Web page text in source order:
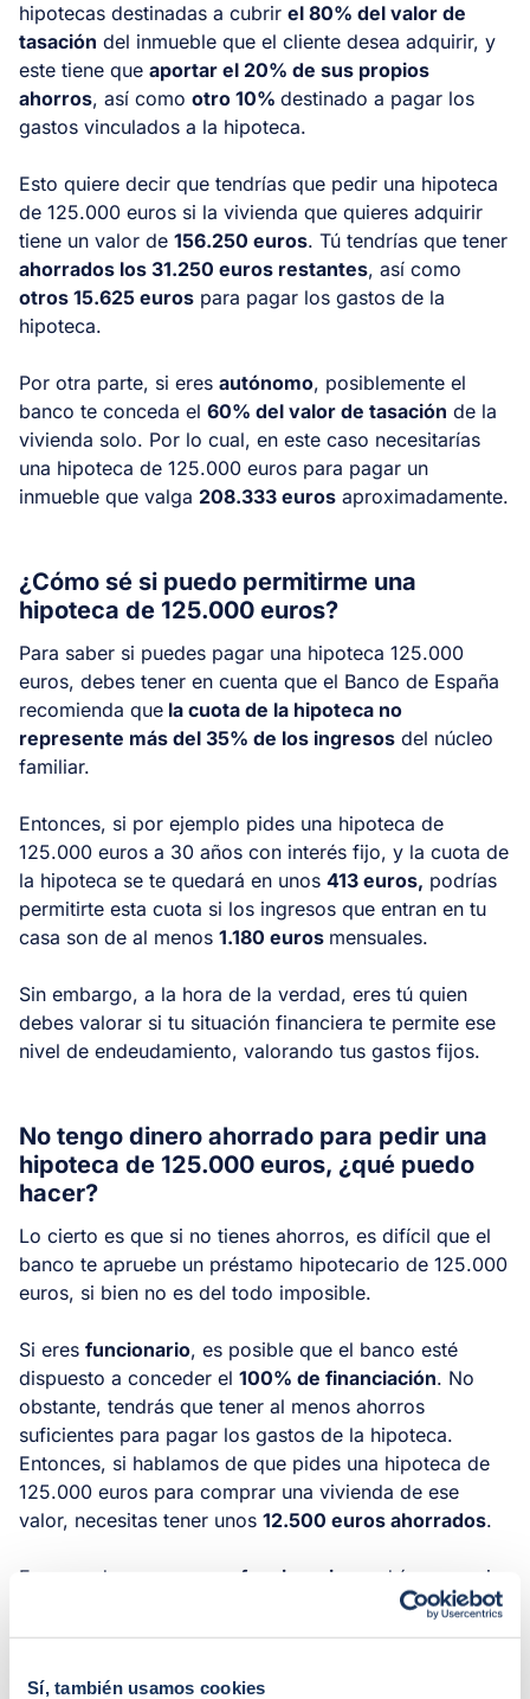
Sí, también usamos cookies
hipotecas destinadas a cubrir el 80% del valor de
tasación del inmueble que el cliente desea adquirir, y
este tiene que aportar el 20% de sus propios
ahorros, así como otro 10% destinado a pagar los
gastos vinculados a la hipoteca.
Esto quiere decir que tendrías que pedir una hipoteca
de 125.000 euros si la vivienda que quieres adquirir
tiene un valor de 156.250 euros. Tú tendrías que tener
ahorrados los 31.250 euros restantes, así como
otros 15.625 euros para pagar los gastos de la
hipoteca.
Por otra parte, si eres autónomo, posiblemente el
banco te conceda el 60% del valor de tasación de la
vivienda solo. Por lo cual, en este caso necesitarías
una hipoteca de 125.000 euros para pagar un
inmueble que valga 208.333 euros aproximadamente.
¿Cómo sé si puedo permitirme una
hipoteca de 125.000 euros?
Para saber si puedes pagar una hipoteca 125.000
euros, debes tener en cuenta que el Banco de España
recomienda que la cuota de la hipoteca no
represente más del 35% de los ingresos del núcleo
familiar.
Entonces, si por ejemplo pides una hipoteca de
125.000 euros a 30 años con interés fijo, y la cuota de
la hipoteca se te quedará en unos 413 euros, podrías
permitirte esta cuota si los ingresos que entran en tu
casa son de al menos 1.180 euros mensuales.
Sin embargo, a la hora de la verdad, eres tú quien
debes valorar si tu situación financiera te permite ese
nivel de endeudamiento, valorando tus gastos fijos.
No tengo dinero ahorrado para pedir una
hipoteca de 125.000 euros, ¿qué puedo
hacer?
Lo cierto es que si no tienes ahorros, es difícil que el
banco te apruebe un préstamo hipotecario de 125.000
euros, si bien no es del todo imposible.
Si eres funcionario, es posible que el banco esté
dispuesto a conceder el 100% de financiación. No
obstante, tendrás que tener al menos ahorros
suficientes para pagar los gastos de la hipoteca.
Entonces, si hablamos de que pides una hipoteca de
125.000 euros para comprar una vivienda de ese
valor, necesitas tener unos 12.500 euros ahorrados.
En caso de que no seas funcionario
, podrías negociar
con el banco tu hipoteca si cuentas con unaval con un
perfil financiero interesante, ytus ingresos son
fijo).